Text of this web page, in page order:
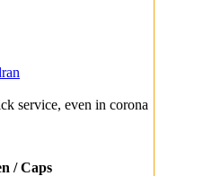
service, even in corona
/ Caps